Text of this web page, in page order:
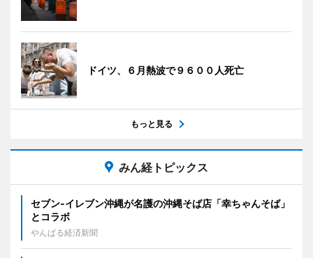
ドイツ、６月熱波で９６００人死亡
もっと見る
みん経トピックス
セブン‐イレブン沖縄が名護の沖縄そば店「幸ちゃんそば」
とコラボ
やんばる経済新聞